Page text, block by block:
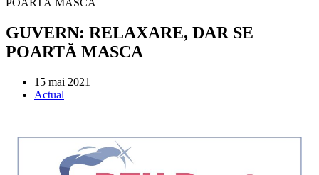
GUVERN: RELAXARE, DAR SE
POARTĂ MASCA
Post
published:
15 mai 2021
Post
Actual